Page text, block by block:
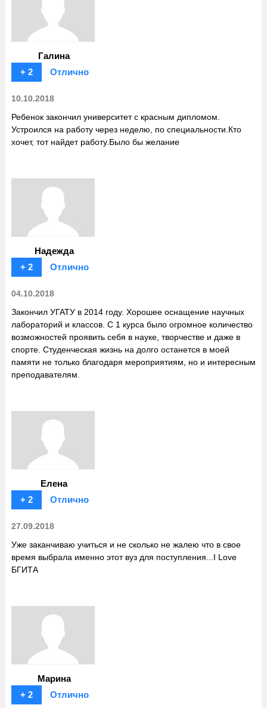
Галина
+ 2
Отлично
10.10.2018
Ребенок закончил университет с красным дипломом.
Устроился на работу через неделю, по специальности.Кто
хочет, тот найдет работу.Было бы желание
Надежда
+ 2
Отлично
04.10.2018
Закончил УГАТУ в 2014 году. Хорошее оснащение научных
лабораторий и классов. С 1 курса было огромное количество
возможностей проявить себя в науке, творчестве и даже в
спорте. Студенческая жизнь на долго останется в моей
памяти не только благодаря мероприятиям, но и интересным
преподавателям.
Елена
+ 2
Отлично
27.09.2018
Уже заканчиваю учиться и не сколько не жалею что в свое
время выбрала именно этот вуз для поступления...I Love
БГИТА
Марина
+ 2
Отлично